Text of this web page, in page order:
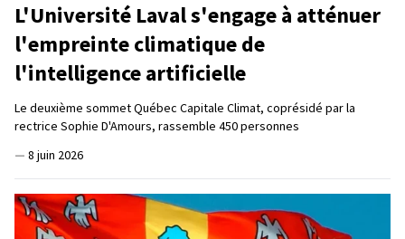
L'Université Laval s'engage à atténuer
l'empreinte climatique de
l'intelligence artificielle
Le deuxième sommet Québec Capitale Climat, coprésidé par la
rectrice Sophie D'Amours, rassemble 450 personnes
— 8 juin 2026